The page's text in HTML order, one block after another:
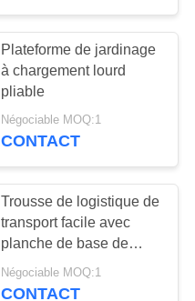
Plateforme de jardinage
à chargement lourd
pliable
Négociable MOQ:1
CONTACT
Trousse de logistique de
transport facile avec
planche de base de
haute résistance
Négociable MOQ:1
CONTACT